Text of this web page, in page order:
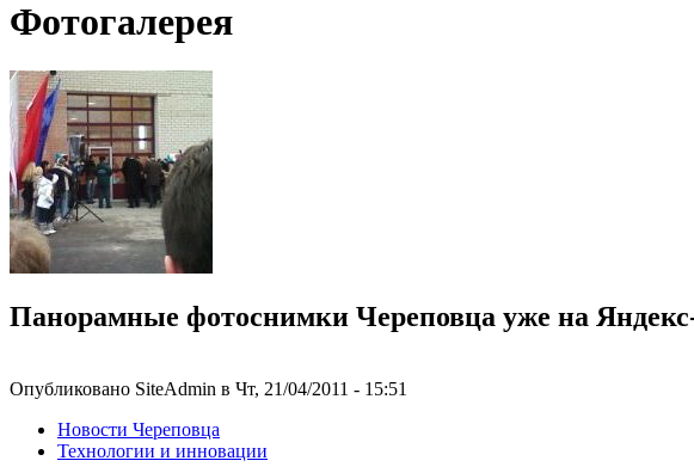
Фотогалерея
Панорамные фотоснимки Череповца уже на
Опубликовано SiteAdmin в Чт, 21/04/2011 - 15:51
Новости Череповца
Технологии и инновации